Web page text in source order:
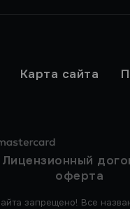
Карта сайта
Лицензионный
оферта
запрещено! Все